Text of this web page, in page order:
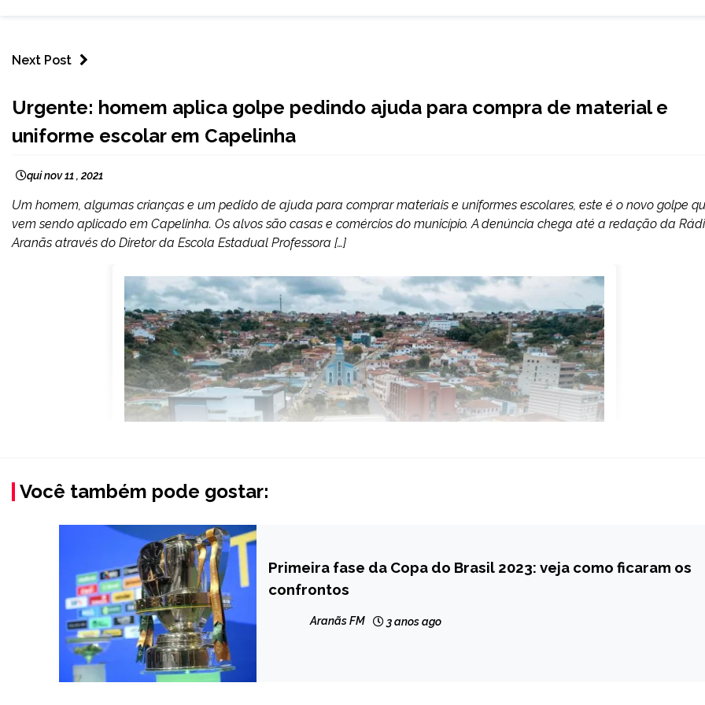
Next Post
NOTÍCIAS
Urgente: homem aplica golpe pedindo ajuda para compra de material e
uniforme escolar em Capelinha
qui nov 11 , 2021
Um homem, algumas crianças e um pedido de ajuda para comprar materiais e uniformes escolares, este é o novo golpe
vem sendo aplicado em Capelinha. Os alvos são casas e comércios do município. A denúncia chega até a redação da
Aranãs através do Diretor da Escola Estadual Professora […]
Você também pode gostar:
ESPORTES
Primeira fase da Copa do Brasil 2023: veja como ficaram os
confrontos
Aranãs FM 3 anos ago